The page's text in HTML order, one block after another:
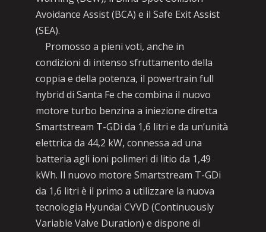
Avoidance Assist (BCA) e il Safe Exit Assist
(SEA).
Promosso a pieni voti, anche in
condizioni di intenso sfruttamento della
coppia e della potenza, il powertrain full
hybrid di Santa Fe che combina il nuovo
motore turbo benzina a iniezione diretta
Smartstream T-GDi da 1,6 litri e da un’unità
elettrica da 44,2 kW, connessa ad una
batteria agli ioni polimeri di litio da 1,49
kWh. Il nuovo motore Smartstream T-GDi
da 1,6 litri è il primo a utilizzare la nuova
tecnologia Hyundai CVVD (Continuously
Variable Valve Duration) e dispone di